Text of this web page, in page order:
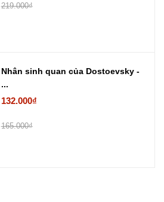
219.000₫
Nhân sinh quan của Dostoevsky -
...
132.000₫
165.000₫